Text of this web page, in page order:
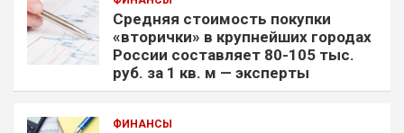
Средняя стоимость покупки
«вторички» в крупнейших городах
России составляет 80-105 тыс.
руб. за 1 кв. м — эксперты
ФИНАНСЫ